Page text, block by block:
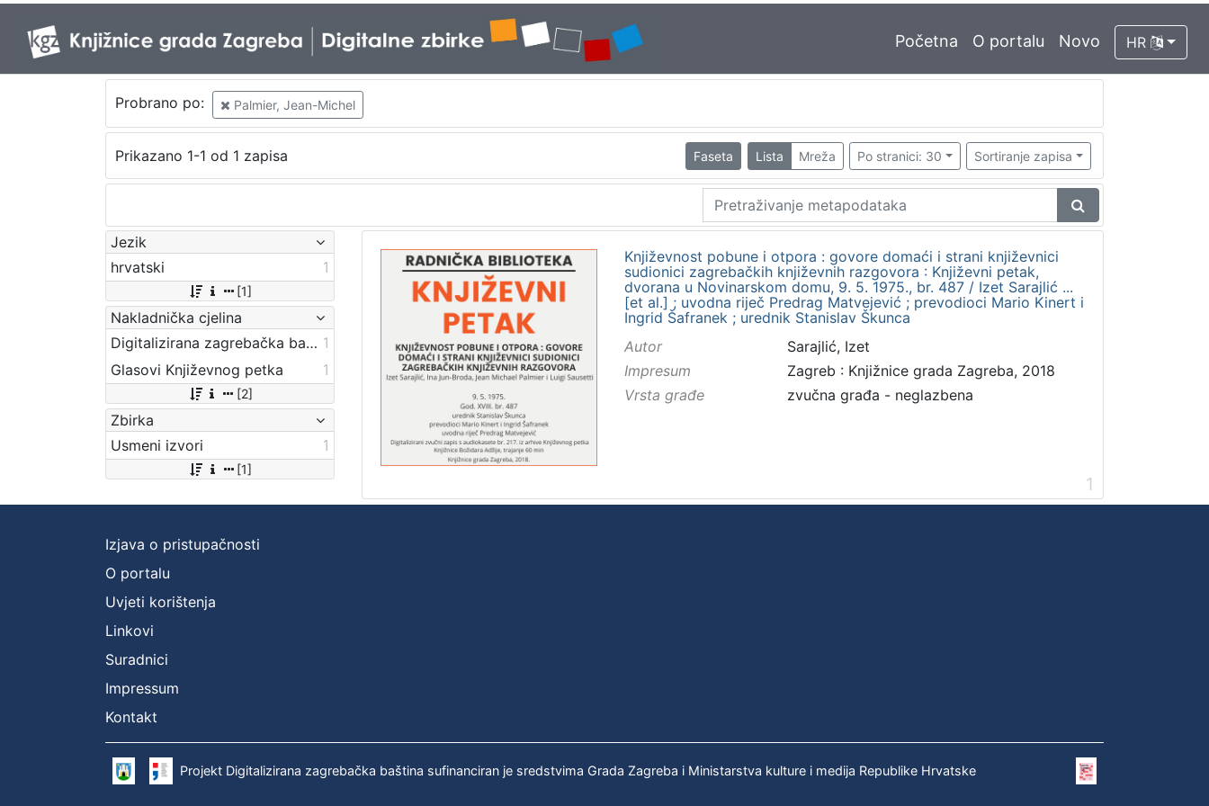
Početna O portalu Novo HR
Probrano po: Palmier, Jean-Michel
Prikazano 1-1 od 1 zapisa Faseta Lista Mreža Po stranici: 30 Sortiranje zapisa
Jezik
hrvatski
1
[1]
Nakladnička cjelina
Digitalizirana zagrebačka baština 1
Glasovi Književnog petka
1
[2]
Zbirka
Usmeni izvori
1
[1]
Književnost pobune i otpora : govore domaći i strani književnici
sudionici zagrebačkih književnih razgovora : Književni petak,
dvorana u Novinarskom domu, 9. 5. 1975., br. 487 / Izet Sarajlić ...
[et al.] ; uvodna riječ Predrag Matvejević ; prevodioci Mario Kinert i
Ingrid Šafranek ; urednik Stanislav Škunca
Autor
Sarajlić, Izet
Impresum
Zagreb : Knjižnice grada Zagreba, 2018
Vrsta građe
zvučna građa - neglazbena
1
Izjava o pristupačnosti
O portalu
Uvjeti korištenja
Linkovi
Suradnici
Impressum
Kontakt
Projekt Digitalizirana zagrebačka baština sufinanciran je sredstvima Grada Zagreba i Ministarstva kulture i medija Republike Hrvatske